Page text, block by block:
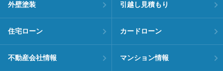
外壁塗装 引越し見積もり
住宅ローン カードローン
不動産会社情報 マンション情報